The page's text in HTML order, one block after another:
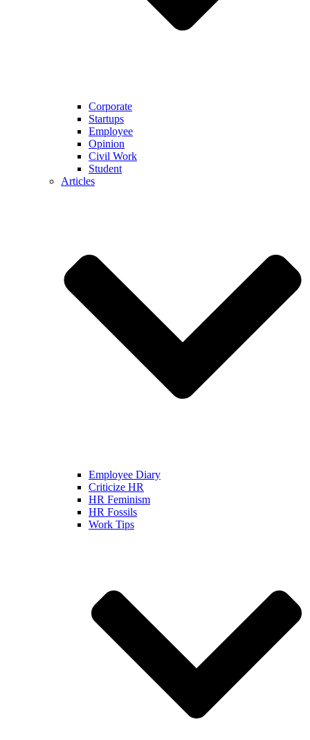
Corporate
Startups
Employee
Opinion
Civil Work
Student
Articles
Employee Diary
Criticize HR
HR Feminism
HR Fossils
Work Tips